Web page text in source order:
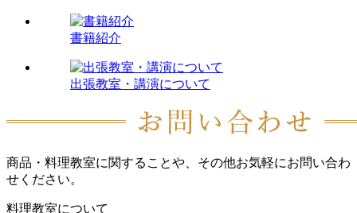
書籍紹介
出張教室・講演について
商品・料理教室に関することや、その他お気軽にお問い合わ
せください。
料理教室について